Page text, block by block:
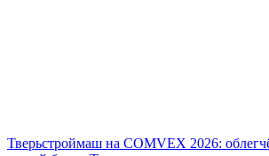
Тверьстроймаш на COMVEX 2026: